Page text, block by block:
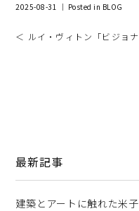
2025-08-31 ｜ Posted in BLOG
＜ ルイ・ヴィトン「ビジョ
最新記事
建築とアートに触れた米